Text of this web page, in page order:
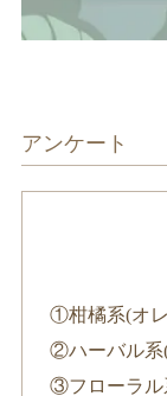
アンケート
①柑橘系(オ
②ハーバル
③フローラ